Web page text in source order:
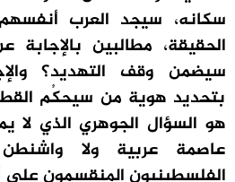
سكانه، سيجد العرب
الحقيقة، مطالبين بالإجابة
سيضمن وقف التهديد؟
بتحديد هوية من سيحكُم
هو السؤال الجوهري الذي لا
عاصمة عربية ولا